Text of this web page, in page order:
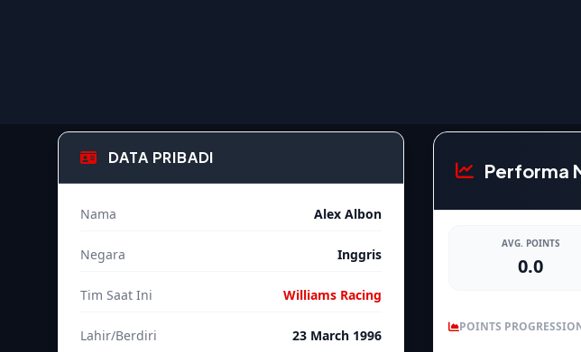
DATA PRIBADI
Nama Alex Albon
Negara Inggris
Tim Saat Ini Williams Racing
Lahir/Berdiri 23 March 1996
Performa
AVG. POINTS
0.0
POINTS